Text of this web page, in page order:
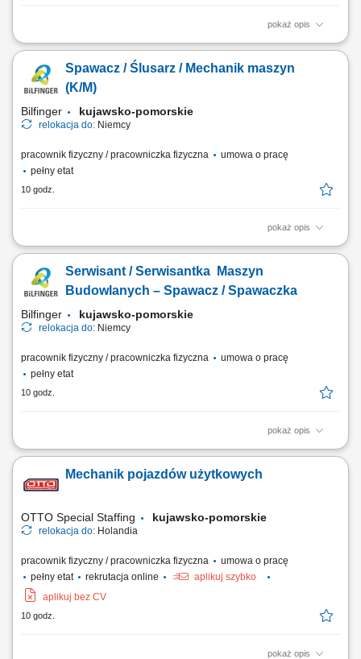
pokaż opis
Opis stanowiska: Wykonywanie prac malarskich i natryskowych zgodnie
wykończenia, Szlifowanie, szpachlowanie i inne prace
przygotowawcze, Dbałość o terminową realizację zadań i wysoką
Spawacz / Ślusarz / Mechanik maszyn
(K/M)
Bilfinger kujawsko-pomorskie
relokacja do: Niemcy
pracownik fizyczny / pracowniczka fizyczna
umowa o pracę
pełny etat
10 godz.
pokaż opis
Twój zakres obowiązków: spawanie konstrukcji stalowych;
sprzętu ciężkiego (koparek, ładowarek, wiertnic, torkretnic i innego
sprzętu stosowanego przy budowie tuneli) usuwanie usterek napędów
Serwisant / Serwisantka Maszyn
Budowlanych – Spawacz / Spawaczka
Bilfinger kujawsko-pomorskie
relokacja do: Niemcy
pracownik fizyczny / pracowniczka fizyczna
umowa o pracę
pełny etat
10 godz.
pokaż opis
Opis stanowiska: Wykonywanie prac spawalniczych przy konstrukcjach
na podstawie rysunku technicznego. Naprawa i konserwacja sprzętu
budowlanego oraz urządzeń wykorzystywanych podczas realizacji
Mechanik pojazdów użytkowych
OTTO Special Staffing kujawsko-pomorskie
relokacja do: Holandia
pracownik fizyczny / pracowniczka fizyczna
umowa o pracę
pełny etat
rekrutacja online
aplikuj szybko
aplikuj bez CV
10 godz.
pokaż opis